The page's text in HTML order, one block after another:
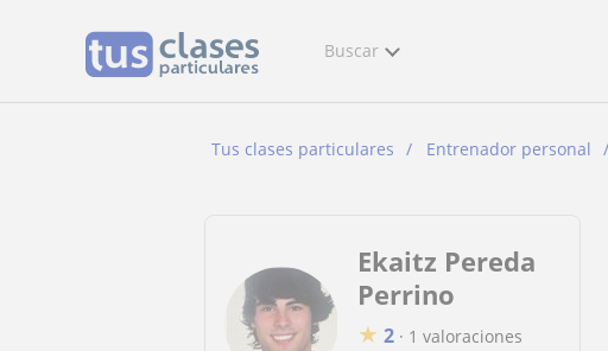
Buscar
Tus clases particulares Entrenador personal
Ekaitz Pereda
Perrino
★ 2 · 1 valoraciones